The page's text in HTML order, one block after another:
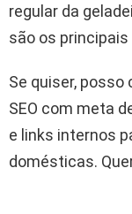
regular da
são os
Se quiser,
SEO com meta
e links internos
domésticas.